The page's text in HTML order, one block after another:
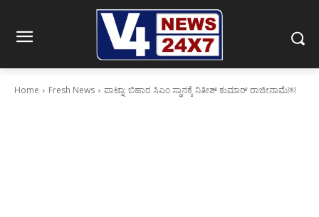
Home Fresh News ಪಾಟ್ನಾ: ಬಿಹಾರ ಸಿಎಂ ಸ್ಥಾನಕ್ಕೆ ನಿತೀಶ್‌ ಕುಮಾರ್‌ ರಾಜೀನಾಮೆ￼